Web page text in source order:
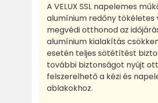
A VELUX SSL napelemes
alumínium redőny tökéletes
megvédi otthonod az
alumínium kialakítás
esetén teljes sötétítést
további biztonságot nyújt
felszerelhető a kézi és
ablakokhoz.